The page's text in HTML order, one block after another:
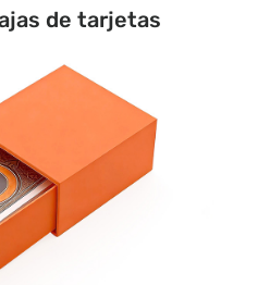
de tarjetas